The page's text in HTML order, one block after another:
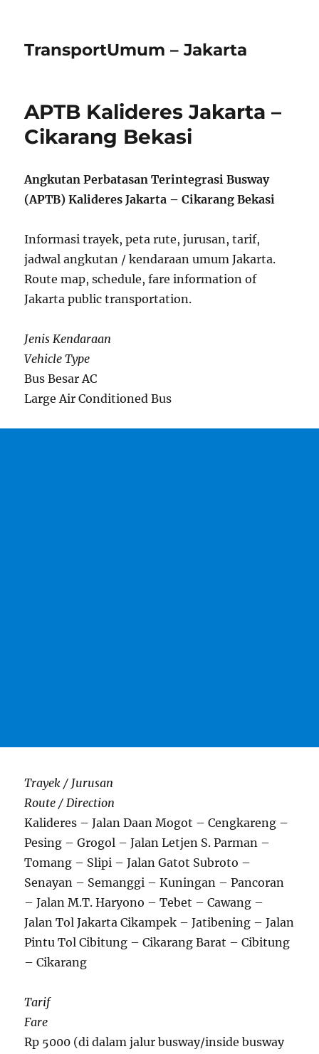
TransportUmum – Jakarta
APTB Kalideres Jakarta –
Cikarang Bekasi
Angkutan Perbatasan Terintegrasi Busway
(APTB) Kalideres Jakarta – Cikarang Bekasi
Informasi trayek, peta rute, jurusan, tarif,
jadwal angkutan / kendaraan umum Jakarta.
Route map, schedule, fare information of
Jakarta public transportation.
Jenis Kendaraan
Vehicle Type
Bus Besar AC
Large Air Conditioned Bus
Trayek / Jurusan
Route / Direction
Kalideres – Jalan Daan Mogot – Cengkareng –
Pesing – Grogol – Jalan Letjen S. Parman –
Tomang – Slipi – Jalan Gatot Subroto –
Senayan – Semanggi – Kuningan – Pancoran
– Jalan M.T. Haryono – Tebet – Cawang –
Jalan Tol Jakarta Cikampek – Jatibening – Jalan
Pintu Tol Cibitung – Cikarang Barat – Cibitung
– Cikarang
Tarif
Fare
Rp 5000 (di dalam jalur busway/inside busway